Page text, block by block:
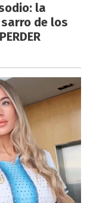
la
sarro de los